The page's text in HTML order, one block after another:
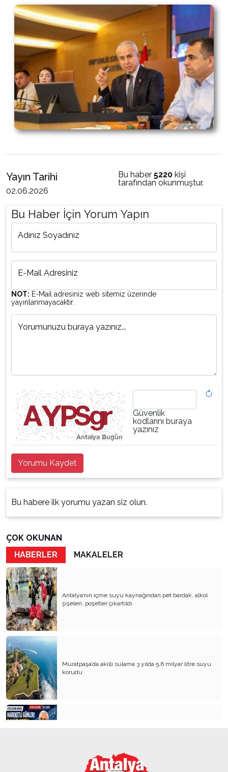
Yayın Tarihi
02.06.2026
Bu haber 5220 kişi
tarafından okunmuştur.
Bu Haber İçin Yorum Yapın
Adınız Soyadınız
E-Mail Adresiniz
NOT: E-Mail adresiniz web sitemiz üzerinde
yayınlanmayacaktır.
Yorumunuzu buraya yazınız...
Güvenlik
kodlarını buraya
yazınız
Yorumu Kaydet
Bu habere ilk yorumu yazan siz olun.
ÇOK OKUNAN
HABERLER
MAKALELER
Antalya’nın içme suyu kaynağından pet bardak, alkol
şişeleri, poşetler çıkartıldı
Muratpaşa’da akıllı sulama 3 yılda 5,6 milyar litre suyu
korudu